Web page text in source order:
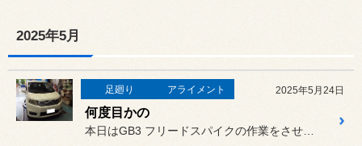
2025年5月
足廻り アライメント 2025年5月24日
何度目かの